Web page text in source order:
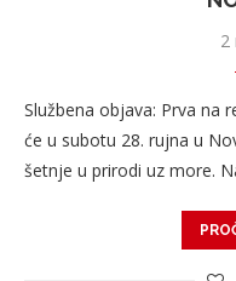
2
Službena objava: Prva na
će u subotu 28. rujna u
šetnje u prirodi uz more.